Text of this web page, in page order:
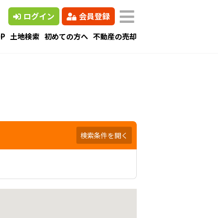
ログイン 会員登録
土地検索 初めての方へ 不動産の売却
検索条件を開く